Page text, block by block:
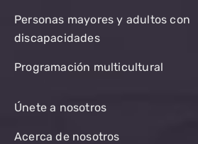
Personas mayores y adultos con
discapacidades
Programación multicultural
Únete a nosotros
Acerca de nosotros